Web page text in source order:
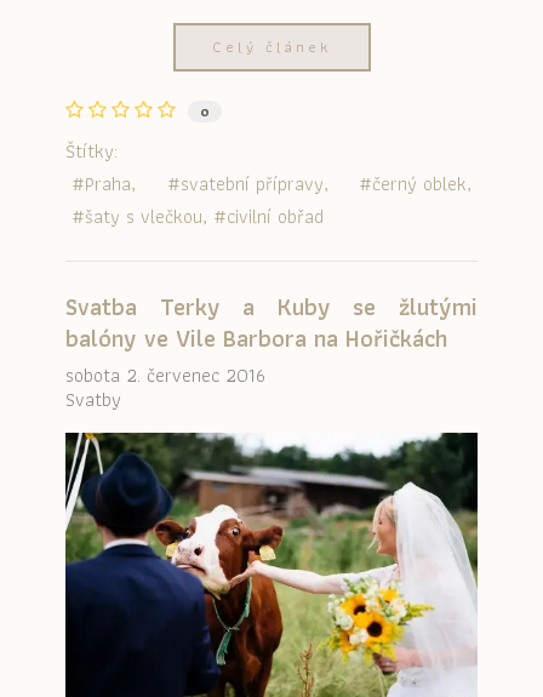
Celý článek
0
Štítky:
Praha
svatební přípravy
černý oblek
šaty s vlečkou
civilní obřad
Svatba Terky a Kuby se žlutými
balóny ve Vile Barbora na Hořičkách
sobota 2. červenec 2016
Svatby